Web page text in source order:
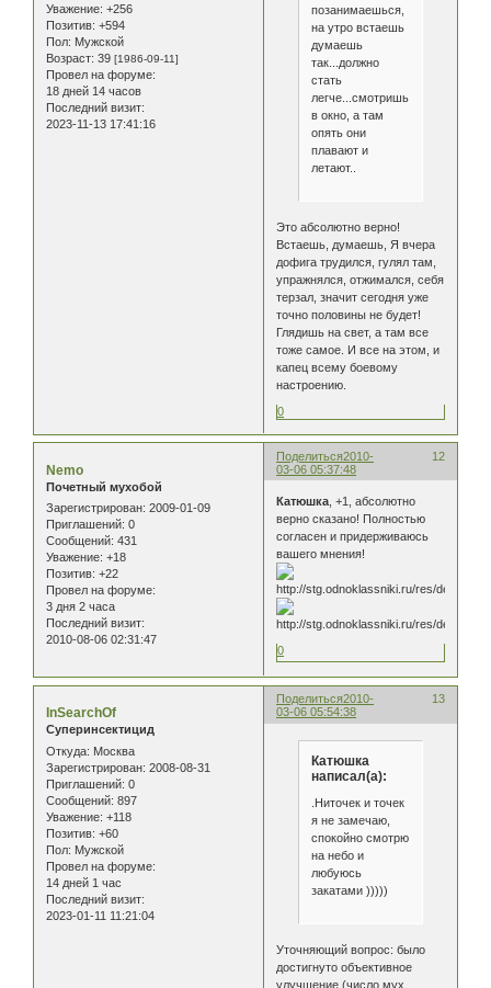
Уважение: +256
Позитив: +594
Пол: Мужской
Возраст: 39 [1986-09-11]
Провел на форуме:
18 дней 14 часов
Последний визит:
2023-11-13 17:41:16
позанимаешься,
на утро встаешь
думаешь
так...должно
стать
легче...смотришь
в окно, а там
опять они
плавают и
летают..
Это абсолютно верно!
Встаешь, думаешь, Я вчера
дофига трудился, гулял там,
упражнялся, отжимался, себя
терзал, значит сегодня уже
точно половины не будет!
Глядишь на свет, а там все
тоже самое. И все на этом, и
капец всему боевому
настроению.
0
Поделиться 12
2010-
03-06 05:37:48
Nemo
Почетный мухобой
Зарегистрирован: 2009-01-09
Приглашений: 0
Сообщений: 431
Уважение: +18
Позитив: +22
Провел на форуме:
3 дня 2 часа
Последний визит:
2010-08-06 02:31:47
Катюшка, +1, абсолютно
верно сказано! Полностью
согласен и придерживаюсь
вашего мнения!
0
Поделиться 13
2010-
03-06 05:54:38
InSearchOf
Суперинсектицид
Откуда: Москва
Зарегистрирован: 2008-08-31
Приглашений: 0
Сообщений: 897
Уважение: +118
Позитив: +60
Пол: Мужской
Провел на форуме:
14 дней 1 час
Последний визит:
2023-01-11 11:21:04
Катюшка
написал(а):
.Ниточек и точек
я не замечаю,
спокойно смотрю
на небо и
любуюсь
закатами )))))
Уточняющий вопрос: было
достигнуто объективное
улучшение (число мух